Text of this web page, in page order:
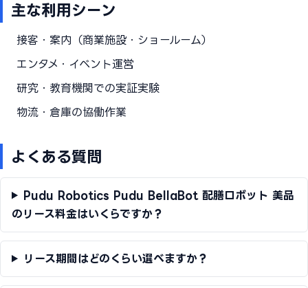
主な利用シーン
接客・案内（商業施設・ショールーム）
エンタメ・イベント運営
研究・教育機関での実証実験
物流・倉庫の協働作業
よくある質問
Pudu Robotics Pudu BellaBot 配膳ロボット 美品
のリース料金はいくらですか？
リース期間はどのくらい選べますか？